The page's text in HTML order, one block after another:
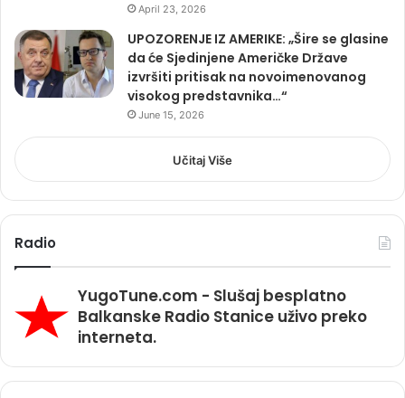
April 23, 2026
UPOZORENJE IZ AMERIKE: „Šire se glasine
da će Sjedinjene Američke Države
izvršiti pritisak na novoimenovanog
visokog predstavnika…“
June 15, 2026
Učitaj Više
Radio
YugoTune.com - Slušaj besplatno
Balkanske Radio Stanice uživo preko
interneta.